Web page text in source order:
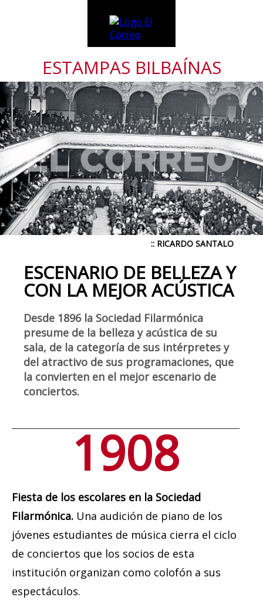
ESTAMPAS BILBAÍNAS
:: RICARDO SANTALO
ESCENARIO DE BELLEZA Y
CON LA MEJOR ACÚSTICA
Desde 1896 la Sociedad Filarmónica
presume de la belleza y acústica de su
sala, de la categoría de sus intérpretes y
del atractivo de sus programaciones, que
la convierten en el mejor escenario de
conciertos.
1908
Fiesta de los escolares en la Sociedad
Filarmónica. Una audición de piano de los
jóvenes estudiantes de música cierra el ciclo
de conciertos que los socios de esta
institución organizan como colofón a sus
espectáculos.